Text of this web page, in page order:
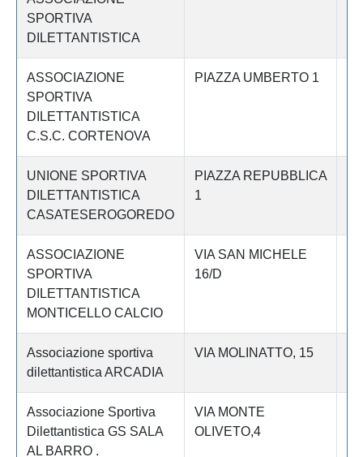
SPORTIVA
DILETTANTISTICA
ASSOCIAZIONE
SPORTIVA
DILETTANTISTICA
C.S.C. CORTENOVA
PIAZZA UMBERTO 1
UNIONE SPORTIVA
DILETTANTISTICA
CASATESEROGOREDO
PIAZZA REPUBBLICA
1
ASSOCIAZIONE
SPORTIVA
DILETTANTISTICA
MONTICELLO CALCIO
VIA SAN MICHELE
16/D
Associazione sportiva
dilettantistica ARCADIA
VIA MOLINATTO, 15
Associazione Sportiva
Dilettantistica GS SALA
AL BARRO .
VIA MONTE
OLIVETO,4